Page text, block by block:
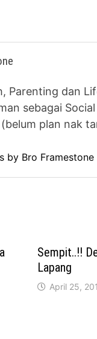
Parenting dan
sebagai
plan nak
by Bro
Sempit..!!
Lapang
April 25,